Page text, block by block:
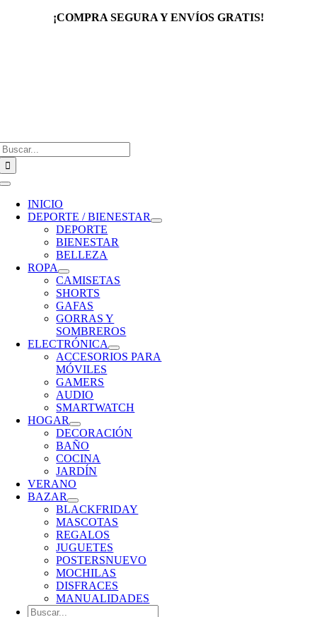
¡COMPRA SEGURA Y ENVÍOS GRATIS!
Toggle
Navigation
INICIO
DEPORTE / BIENESTAR
DEPORTE
BIENESTAR
BELLEZA
ROPA
CAMISETAS
SHORTS
GAFAS
GORRAS Y
SOMBREROS
ELECTRÓNICA
ACCESORIOS PARA
MÓVILES
GAMERS
AUDIO
SMARTWATCH
HOGAR
DECORACIÓN
BAÑO
COCINA
JARDÍN
VERANO
BAZAR
BLACKFRIDAY
MASCOTAS
REGALOS
JUGUETES
POSTERSNUEVO
MOCHILAS
DISFRACES
MANUALIDADES
Buscar: